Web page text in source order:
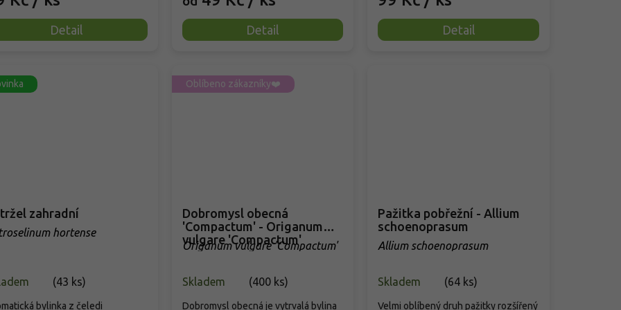
Detail Detail Detail
zahradní
hortense
(43 ks)
bylinka z čeledi
Oblíbeno zákazníky❤️
Dobromysl obecná
'Compactum' - Origanum
vulgare 'Compactum'
Origanum vulgare 'Compactum'
Skladem (400 ks)
Dobromysl obecná je vytrvalá bylina
Pažitka pobřežní - Allium
schoenoprasum
Allium schoenoprasum
Skladem (64 ks)
Velmi oblíbený druh pažitky rozšířený